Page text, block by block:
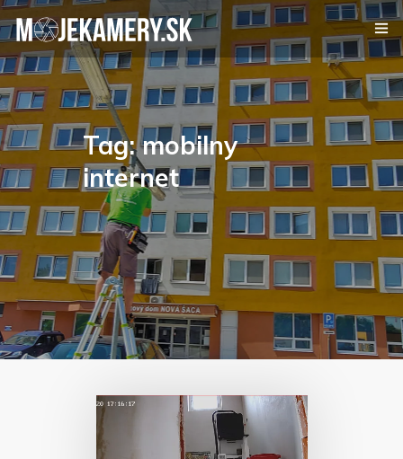
Kamerový systém
Alarm
Videovrátnik
Certifikáty
Referencie
Kontakt
Tag: mobilny
internet